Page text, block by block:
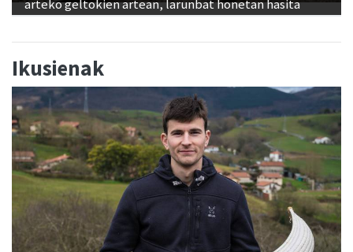
arteko geltokien artean, larunbat honetan hasita
Ikusienak